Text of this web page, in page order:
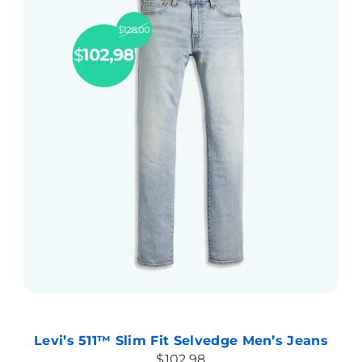
Levi’s 511™ Slim Fit Selvedge Men’s Jeans